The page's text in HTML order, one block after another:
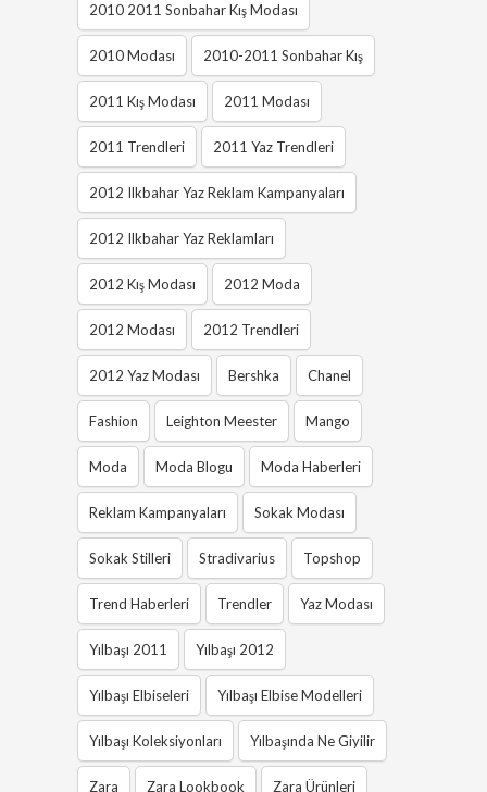
2010 2011 Sonbahar Kış Modası
2010 Modası 2010-2011 Sonbahar Kış
2011 Kış Modası 2011 Modası
2011 Trendleri 2011 Yaz Trendleri
2012 Ilkbahar Yaz Reklam Kampanyaları
2012 Ilkbahar Yaz Reklamları
2012 Kış Modası 2012 Moda
2012 Modası 2012 Trendleri
2012 Yaz Modası Bershka Chanel
Fashion Leighton Meester Mango
Moda Moda Blogu Moda Haberleri
Reklam Kampanyaları Sokak Modası
Sokak Stilleri Stradivarius Topshop
Trend Haberleri Trendler Yaz Modası
Yılbaşı 2011 Yılbaşı 2012
Yılbaşı Elbiseleri Yılbaşı Elbise Modelleri
Yılbaşı Koleksiyonları Yılbaşında Ne Giyilir
Zara Zara Lookbook Zara Ürünleri